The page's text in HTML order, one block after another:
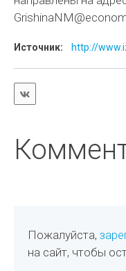
Источник: http://
Пожалуйста,
на сайт, чтобы